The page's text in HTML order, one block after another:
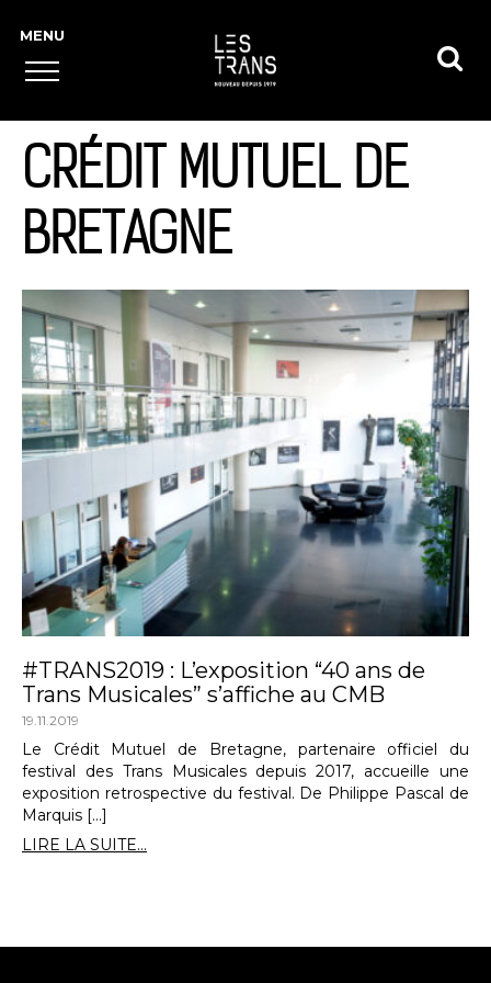
CRÉDIT MUTUEL DE
BRETAGNE
#TRANS2019 : L’exposition “40 ans de
Trans Musicales” s’affiche au CMB
19.11.2019
Le Crédit Mutuel de Bretagne, partenaire officiel du
festival des Trans Musicales depuis 2017, accueille une
exposition retrospective du festival. De Philippe Pascal de
Marquis […]
LIRE LA SUITE...